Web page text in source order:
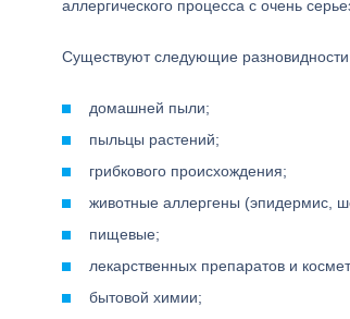
аллергического процесса с очень
Существуют следующие разновидности
домашней пыли;
пыльцы растений;
грибкового происхождения;
животные аллергены (эпидермис,
пищевые;
лекарственных препаратов и
бытовой химии;